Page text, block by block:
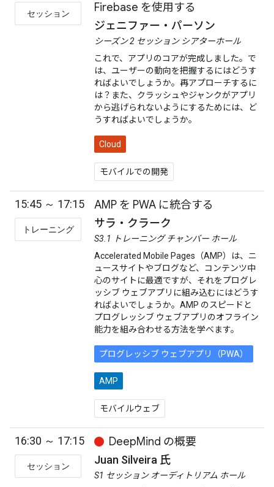
セッション
Firebase を使用する
ジェニファー・パーソン
シーズン 2 セッション シアターホール
これで、アプリのコアが完成しました。で
は、ユーザーの動向を把握するにはどうす
ればよいでしょうか。再アプローチするに
は？また、クラッシュやジャンクがアプリ
から逃げられないようにするためには、ど
うすればよいでしょうか。
Cloud
モバイルでの開発
15:45 ～ 17:15
トレーニング
AMP を PWA に統合する
サラ・クラーク
S3.1 トレーニング チャンバー ホール
Accelerated Mobile Pages（AMP）は、ニ
ュースサイトやブログなど、コンテンツ中
心のサイトに最適ですが、それをプログレ
ッシブ ウェブアプリに組み込むにはどうす
ればよいでしょうか。AMP のスピードと
プログレッシブ ウェブアプリのオフライン
能力を組み合わせる方法を学べます。
プログレッシブ ウェブアプリ（PWA）
AMP
モバイルウェブ
16:30 ～ 17:15
セッション
DeepMind の概要
Juan Silveira 氏
S1 セッション オーディトリアム ホール